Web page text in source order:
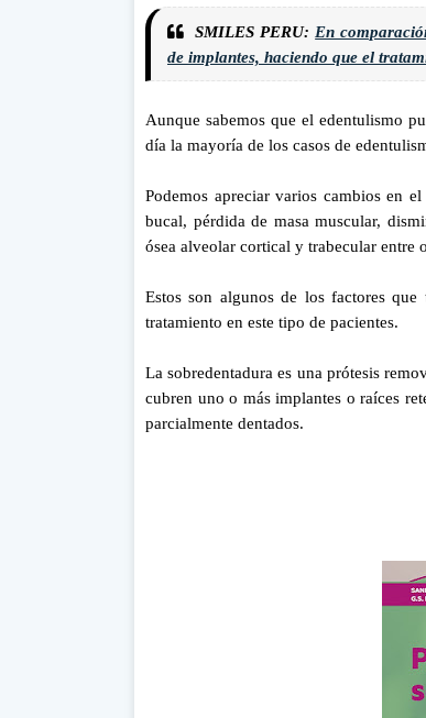
SMILES PERU: En
de implantes, haciendo que el
Aunque sabemos que el edentulismo
día la mayoría de los casos de
Podemos apreciar varios cambios en
bucal, pérdida de masa muscular,
ósea alveolar cortical y trabecular entre
Estos son algunos de los factores
tratamiento en este tipo de pacientes.
La sobredentadura es una prótesis
cubren uno o más implantes o raíces
parcialmente dentados.